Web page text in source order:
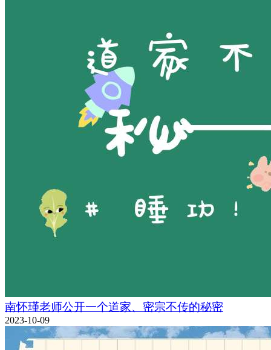
南怀瑾老师公开一个道家、密宗不传的秘密
2023-10-09